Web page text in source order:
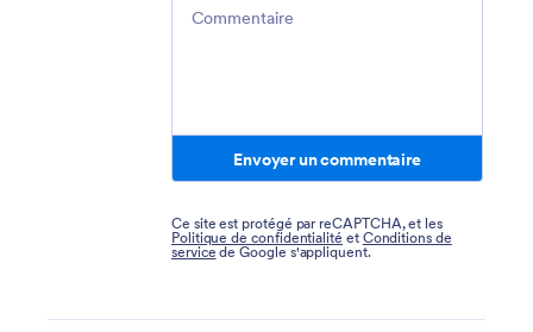
Envoyer un commentaire
Ce site est protégé par reCAPTCHA, et les
Politique de confidentialité et Conditions de
service de Google s'appliquent.